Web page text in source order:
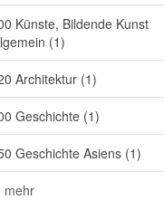
Künste, Bildende Kunst
(1)
Architektur (1)
Geschichte (1)
Geschichte Asiens (1)
mehr